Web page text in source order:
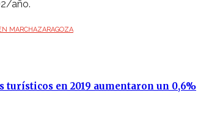
año.
MARCHAZARAGOZA
en 2019 aumentaron un 0,6%